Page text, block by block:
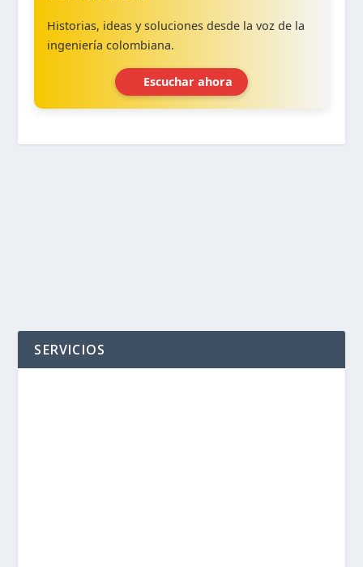
Historias, ideas y soluciones desde la voz de la
ingeniería colombiana.
Escuchar ahora
SERVICIOS